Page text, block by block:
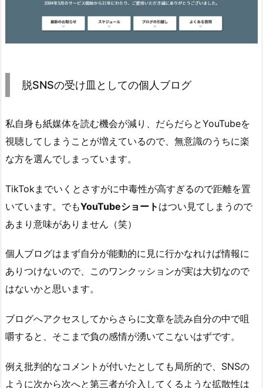
脱SNSの受け皿としての個人ブログ
私自身も紙媒体を読む機会が減り、だらだらとYouTubeを
視聴してしまうことが増えているので、無意識のうちに楽
な方を選んでしまっています。
TikTokまでいくとさすがに中毒性が高すぎるので距離を置
いています。でもYouTubeショート はつい見てしまうので
あまり意味がありません（笑）
個人ブログはまず自分が能動的に見に行かなれけば情報に
ありつけないので、このワンクッションが実は大切なので
はないかと思います。
ブログへアクセスしてからさらに文章を読み自分の中で咀
嚼すると、そこまで負の感情が湧いてこないはずです。
例え批判的なコメントが付いたとしても局所的で、SNSの
ように次から次へと第三者が介入してくるような拡散性は